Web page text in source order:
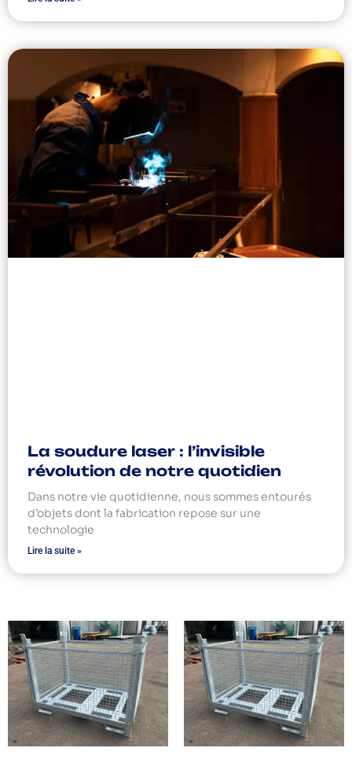
La soudure laser : l’invisible
révolution de notre quotidien
Dans notre vie quotidienne, nous sommes entourés
d’objets dont la fabrication repose sur une
technologie
Lire la suite »